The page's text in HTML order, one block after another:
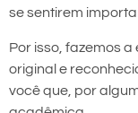
se sentirem
Por isso, fazemos
original e
você que, por